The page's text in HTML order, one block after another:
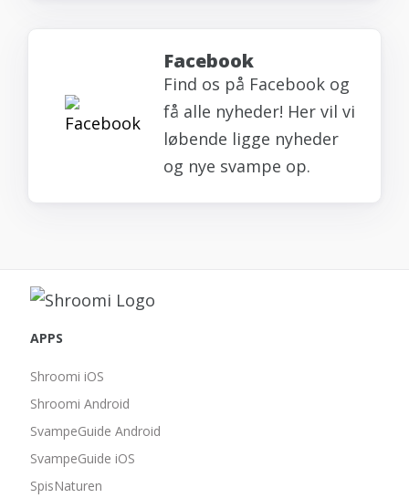
Facebook
Find os på Facebook og
få alle nyheder! Her vil vi
løbende ligge nyheder
og nye svampe op.
APPS
Shroomi iOS
Shroomi Android
SvampeGuide Android
SvampeGuide iOS
SpisNaturen